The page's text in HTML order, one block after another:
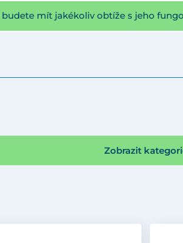
mít jakékoliv obtíže s jeho
Zobrazit